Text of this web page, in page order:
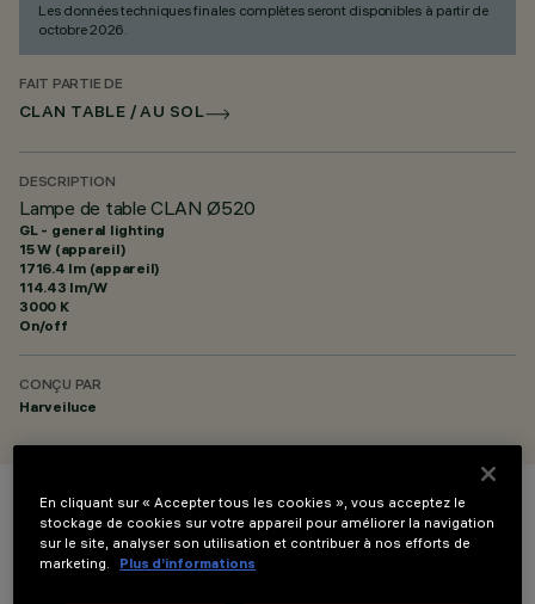
Les données techniques finales complètes seront disponibles à partir de
octobre 2026.
FAIT PARTIE DE
CLAN TABLE / AU SOL
DESCRIPTION
Lampe de table CLAN Ø520
GL - general lighting
15 W (appareil)
1716.4 lm (appareil)
114.43 lm/W
3000 K
On/off
CONÇU PAR
Harveiluce
COULEUR
En cliquant sur « Accepter tous les cookies », vous acceptez le
stockage de cookies sur votre appareil pour améliorer la navigation
sur le site, analyser son utilisation et contribuer à nos efforts de
marketing.
Plus d’informations